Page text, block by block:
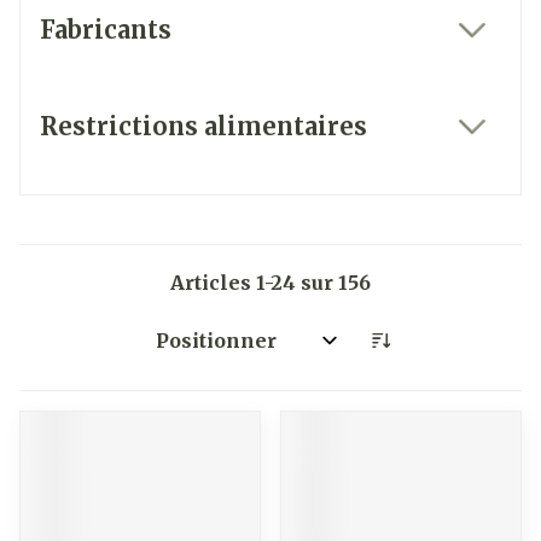
Fabricants
Restrictions alimentaires
Articles 1-24 sur 156
Trier par: